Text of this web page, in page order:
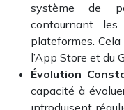
système de
contournant
plateformes.
l’App Store et du
Évolution
capacité à
introduisent